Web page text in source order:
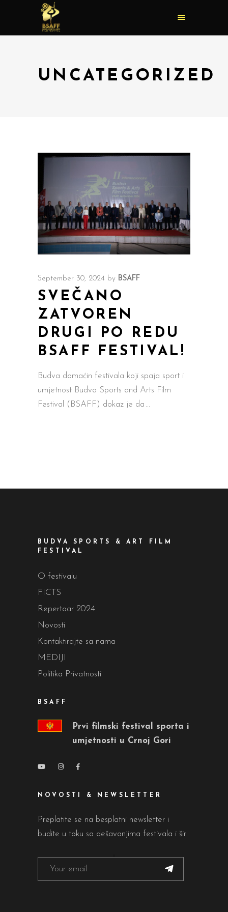
UNCATEGORIZED
September 30, 2024 by BSAFF
SVEČANO
ZATVOREN
DRUGI PO REDU
BSAFF FESTIVAL!
Budva domaćin festivala koji spaja sport i
umjetnost Budva Sports and Arts Film
Festival (BSAFF) dokaz je da
BUDVA SPORTS & ART FILM
FESTIVAL
O festivalu
FICTS
Repertoar 2024
Novosti
Kontaktirajte sa nama
MEDIJI
Politika Privatnosti
BSAFF
Prvi filmski festival sporta i
umjetnosti u Crnoj Gori
NOVOSTI & NEWSLETTER
Preplatite se na besplatni newsletter i
budite u toku sa dešavanjima festivala i šir